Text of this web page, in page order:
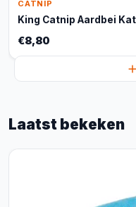
CATNIP
King Catnip Aardbei
€8,80
Laatst bekeken